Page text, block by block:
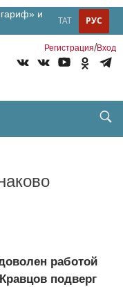
и
РУС
ТАТ
Регистрация/Вход
работой
подверг